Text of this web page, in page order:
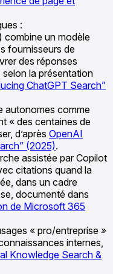
:
combine un modèle
fournisseurs de
des réponses
la présentation
ChatGPT Search”
autonomes comme
« des centaines de
d’après OpenAI
(2025).
assistée par Copilot
citations quand la
dans un cadre
documenté dans
de Microsoft 365
« pro/entreprise »
internes,
Knowledge Search &